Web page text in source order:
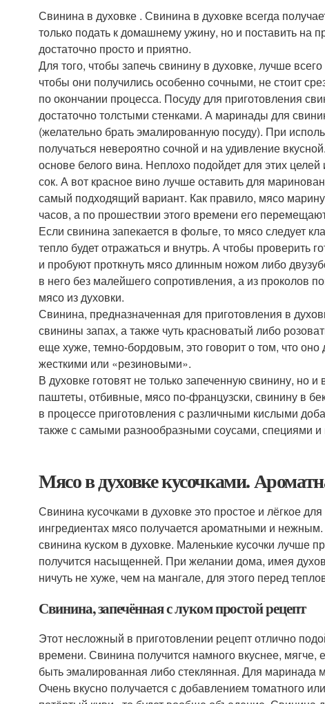
Свинина в духовке . Свинина в духовке всегда
только подать к домашнему ужину, но и поставить на
достаточно просто и приятно.
Для того, чтобы запечь свинину в духовке, лучше
чтобы они получились особенно сочными, не стоит
по окончании процесса. Посуду для приготовления
достаточно толстыми стенками. А маринады для
(желательно брать эмалированную посуду). При
получаться невероятно сочной и на удивление
основе белого вина. Неплохо подойдет для этих
сок. А вот красное вино лучше оставить для
самый подходящий вариант. Как правило, мясо
часов, а по прошествии этого времени его
Если свинина запекается в фольге, то мясо следует
тепло будет отражаться и внутрь. А чтобы проверить
и пробуют проткнуть мясо длинным ножом либо
в него без малейшего сопротивления, а из проколов
мясо из духовки.
Свинина, предназначенная для приготовления в
свинины запах, а также чуть красноватый либо
еще хуже, темно-бордовым, это говорит о том, что
жесткими или «резиновыми».
В духовке готовят не только запеченную свинину, но
паштеты, отбивные, мясо по-французски, свинину в
в процессе приготовления с различными кислыми
также с самыми разнообразными соусами, специями
Мясо в духовке кусочками.
Свинина кусочками в духовке это простое и лёгкое
ингредиентах мясо получается ароматными и
свинина куском в духовке. Маленькие кусочки лучше
получится насыщенней. При желании дома, имея
ничуть не хуже, чем на мангале, для этого перед
Свинина, запечённая с луком простой рецепт
Этот несложный в приготовлении рецепт отлично
времени. Свинина получится намного вкуснее,
быть эмалированная либо стеклянная. Для маринада
Очень вкусно получается с добавлением томатного